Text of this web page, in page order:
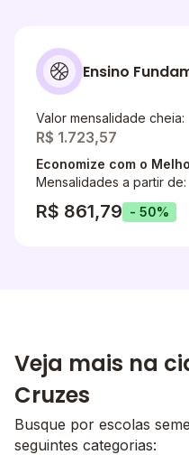
Ensino
Valor mensalidade cheia:
R$ 1.723,57
Economize com o
Mensalidades a partir de:
R$ 861,79 - 50%
Veja mais na
Cruzes
Busque por escolas
seguintes categorias: